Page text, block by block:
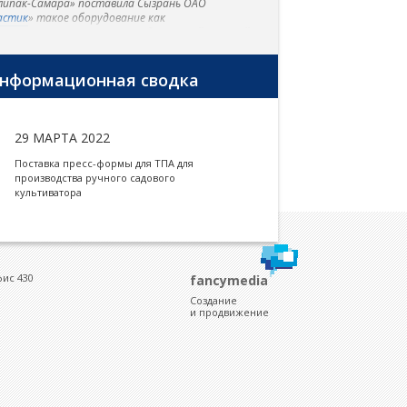
Самара» поставила Сызрань ОАО
» такое оборудование как
«Hyplas».
сводка
29 МАРТА 2022
Поставка пресс-формы для ТПА для
производства ручного садового
культиватора
430
fancymedia
Создание
и продвижение